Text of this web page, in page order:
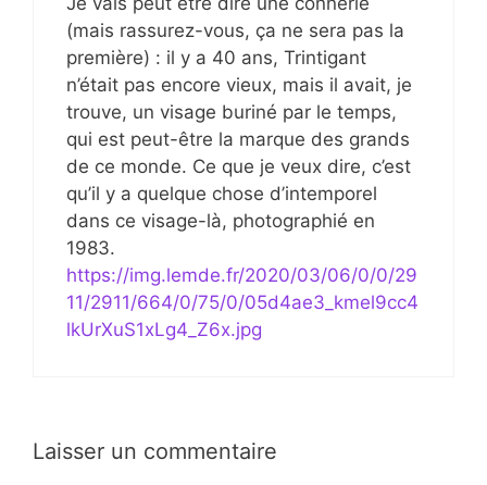
(mais rassurez-vous, ça ne sera pas la
première) : il y a 40 ans, Trintigant
n’était pas encore vieux, mais il avait, je
trouve, un visage buriné par le temps,
qui est peut-être la marque des grands
de ce monde. Ce que je veux dire, c’est
qu’il y a quelque chose d’intemporel
dans ce visage-là, photographié en
1983.
https://img.lemde.fr/2020/03/06/0/0/29
11/2911/664/0/75/0/05d4ae3_kmel9cc4
lkUrXuS1xLg4_Z6x.jpg
Laisser un commentaire